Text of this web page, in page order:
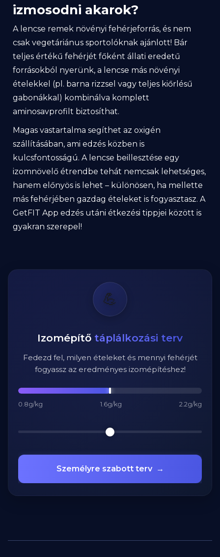
izmosodni akarok?
A lencse remek növényi fehérjeforrás, és nem
csak vegetáriánus sportolóknak ajánlott! Bár
teljes értékű fehérjét főként állati eredetű
forrásokból nyerünk, a lencse más növényi
ételekkel (pl. barna rizzsel vagy teljes kiőrlésű
gabonákkal) kombinálva komplett
aminosavprofilt biztosíthat.
Magas vastartalma segíthet az oxigén
szállításában, ami edzés közben is
kulcsfontosságú. A lencse beillesztése egy
izomnövelő étrendbe tehát nemcsak lehetséges,
hanem előnyös is lehet – különösen, ha mellette
más fehérjében gazdag ételeket is fogyasztasz. A
GetFIT App edzés utáni étkezési tippjei között is
gyakran szerepel!
💪
Izomépítő táplálkozási terv
Fedezd fel, milyen ételeket és mennyi fehérjét
fogyassz az eredményes izomépítéshez!
0.8g/kg 1.6g/kg 2.2g/kg
Személyre szabott terv →